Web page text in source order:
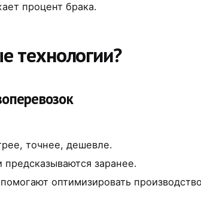
процент брака.
технологии?
точнее, дешевле.
предсказываются заранее.
оптимизировать